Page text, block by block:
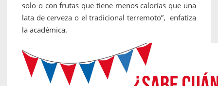
solo o con frutas que tiene menos calorías que una
lata de cerveza o el tradicional terremoto”, enfatiza
la académica.